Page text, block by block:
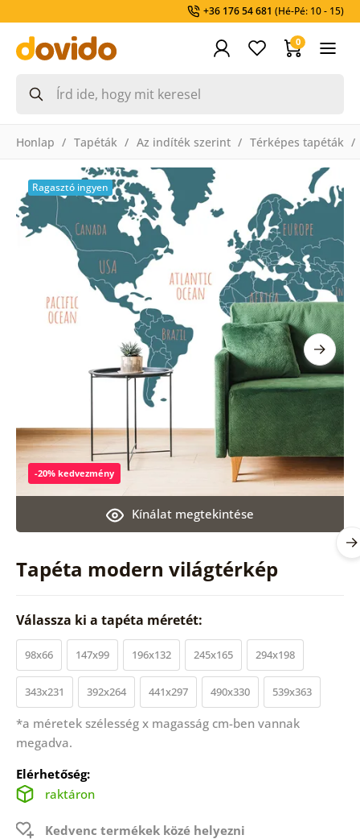
+36 176 54 681 (Hé-Pé: 10 - 15)
0
Honlap Tapéták Az indíték szerint Térképes tapéták
Tapéta modern világtérkép
Kínálat megtekintése
-20% kedvezmény
Ragasztó ingyen
Válassza ki a tapéta méretét:
98x66 147x99 196x132 245x165 294x198
343x231 392x264 441x297 490x330 539x363
*a méretek szélesség x magasság cm-ben vannak
megadva.
Elérhetőség:
raktáron
Kedvenc termékek közé helyezni